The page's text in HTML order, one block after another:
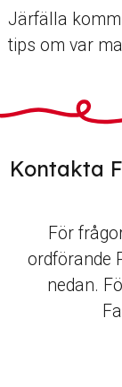
Järfälla
tips om var
Kontakta
För
ordförande
nedan.